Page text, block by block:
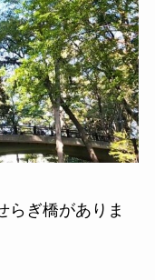
らぎ橋がありま